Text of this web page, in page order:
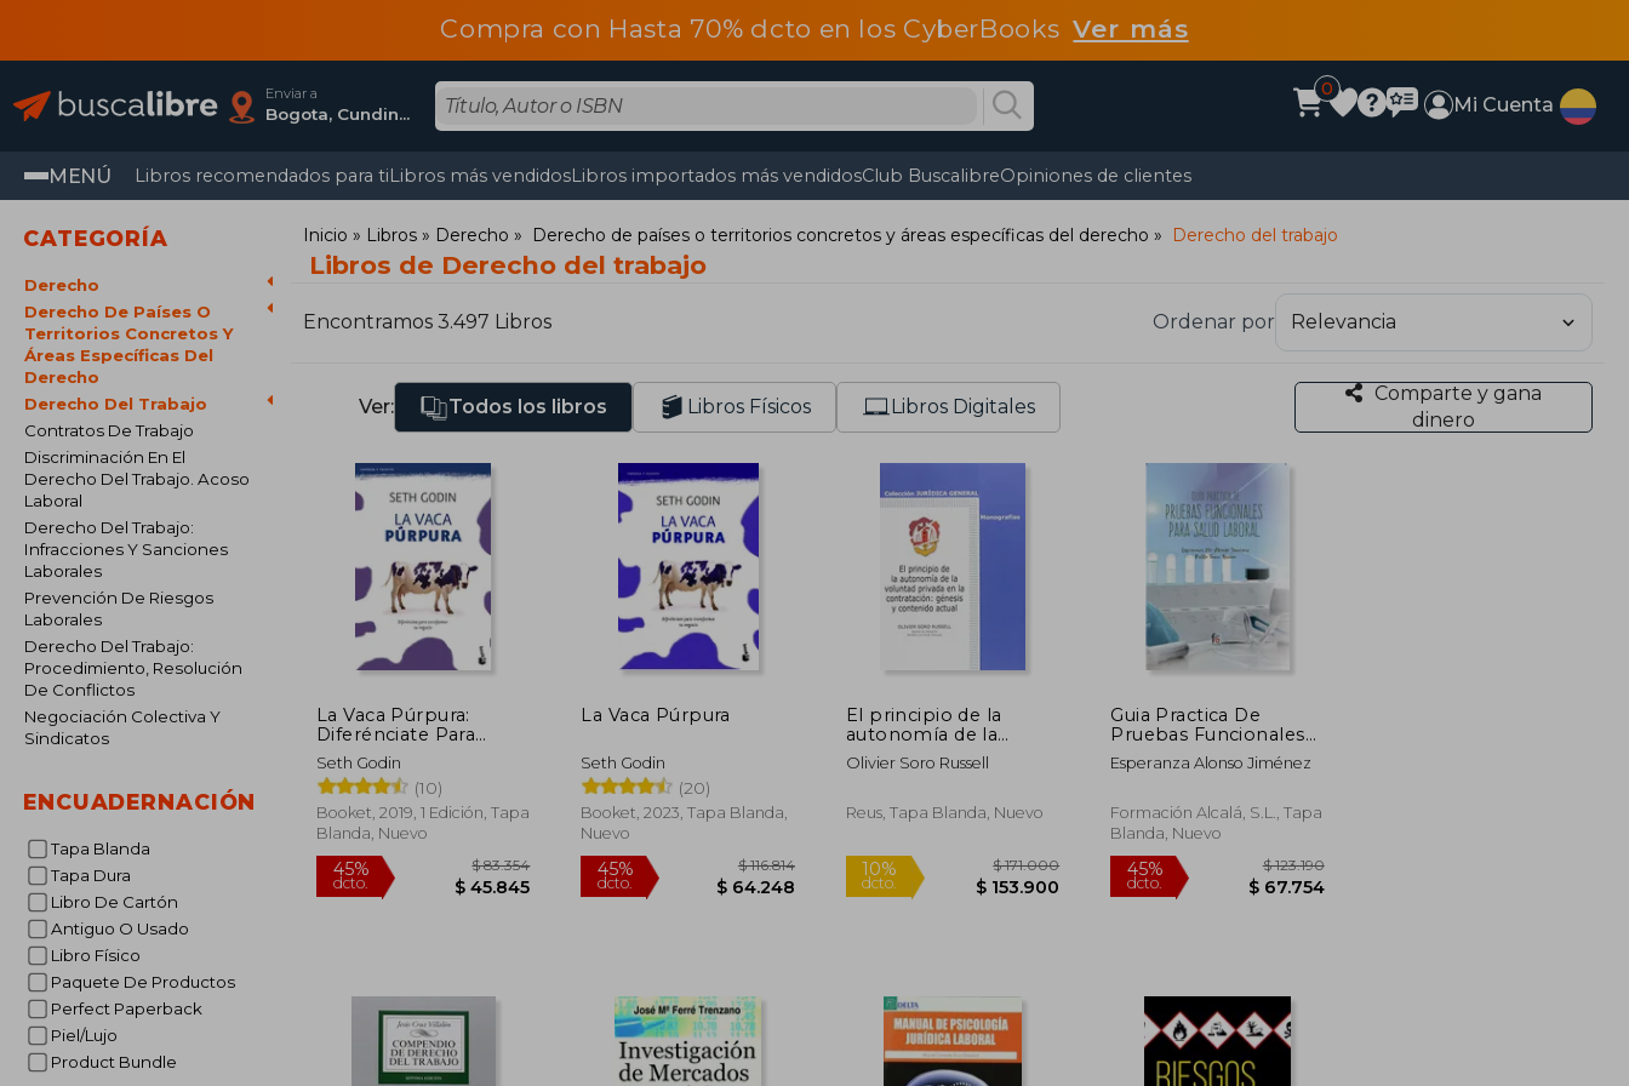
Compra con Hasta 70% dcto en los CyberBooksVer más
Enviar a
Bogota, Cundinamarca
0
Mi Cuenta
MENÚ Libros recomendados para tiLibros más vendidosLibros importados más vendidosClub BuscalibreOpiniones de clientes
CATEGORÍA
Derecho
Derecho De Países O
Territorios Concretos Y
Áreas Específicas Del
Derecho
Derecho Del Trabajo
Contratos De Trabajo
Discriminación En El
Derecho Del Trabajo. Acoso
Laboral
Derecho Del Trabajo:
Infracciones Y Sanciones
Laborales
Prevención De Riesgos
Laborales
Derecho Del Trabajo:
Procedimiento, Resolución
De Conflictos
Negociación Colectiva Y
Sindicatos
ENCUADERNACIÓN
Tapa Blanda
Tapa Dura
Libro De Cartón
Antiguo O Usado
Libro Físico
Paquete De Productos
Perfect Paperback
Piel/Lujo
Product Bundle
Inicio Libros Derecho Derecho de países o territorios concretos y áreas específicas del derecho Derecho del trabajo
Libros de Derecho del trabajo
Encontramos 3.497 Libros Ordenar por
Ver: Todos los libros Libros Físicos Libros Digitales
Comparte y gana
dinero
La Vaca Púrpura:
Diferénciate Para
Transformar Tu
Negocio
Seth Godin
(10)
Booket, 2019, 1 Edición, Tapa
Blanda, Nuevo
La Vaca Púrpura
Seth Godin
(20)
Booket, 2023, Tapa Blanda,
Nuevo
El principio de la
autonomía de la
voluntad privada en la
contratación: génesis y
(Jurídica General-
Olivier Soro Russell
Reus, Tapa Blanda, Nuevo
Guia Practica De
Pruebas Funcionales
Para Salud Laboral
Esperanza Alonso Jiménez
Formación Alcalá, S.L., Tapa
Blanda, Nuevo